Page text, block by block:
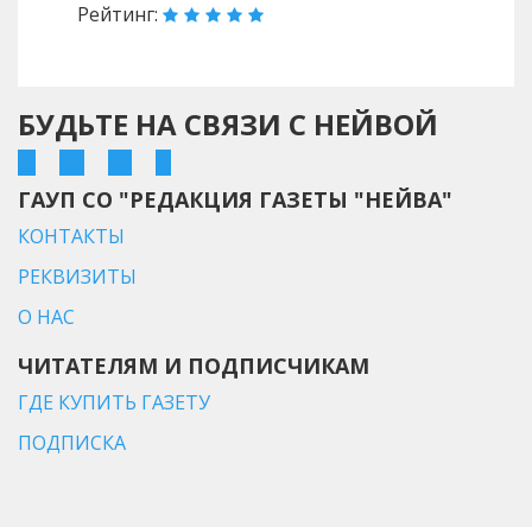
Рейтинг:
БУДЬТЕ НА СВЯЗИ С НЕЙВОЙ
ГАУП СО "РЕДАКЦИЯ ГАЗЕТЫ "НЕЙВА"
КОНТАКТЫ
РЕКВИЗИТЫ
О НАС
ЧИТАТЕЛЯМ И ПОДПИСЧИКАМ
ГДЕ КУПИТЬ ГАЗЕТУ
ПОДПИСКА